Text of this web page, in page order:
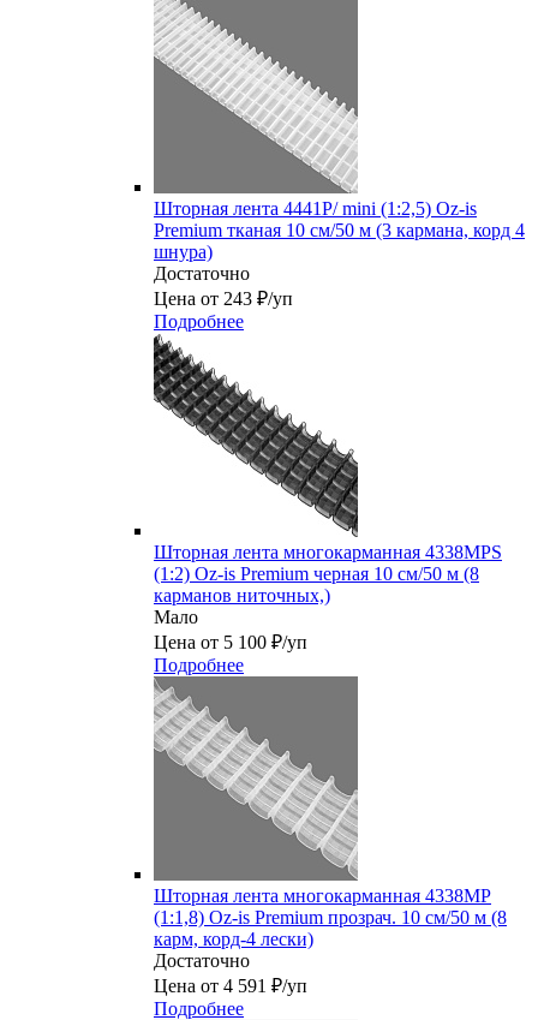
Шторная лента 4441P/ mini (1:2,5) Oz-is
Premium тканая 10 см/50 м (3 кармана, корд 4
шнура)
Достаточно
Цена от 243 ₽/уп
Подробнее
Шторная лента многокарманная 4338MPS
(1:2) Oz-is Premium черная 10 см/50 м (8
карманов ниточных,)
Мало
Цена от 5 100 ₽/уп
Подробнее
Шторная лента многокарманная 4338MP
(1:1,8) Oz-is Premium прозрач. 10 см/50 м (8
карм, корд-4 лески)
Достаточно
Цена от 4 591 ₽/уп
Подробнее